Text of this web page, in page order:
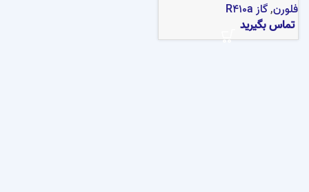
فلورن,گاز R410a
تماس بگیرید